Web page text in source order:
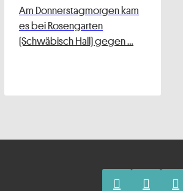
Am Donnerstagmorgen kam
es bei Rosengarten
(Schwäbisch Hall) gegen …